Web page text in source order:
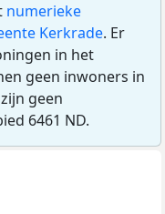
numerieke
Kerkrade. Er
in het
geen inwoners in
geen
6461 ND.